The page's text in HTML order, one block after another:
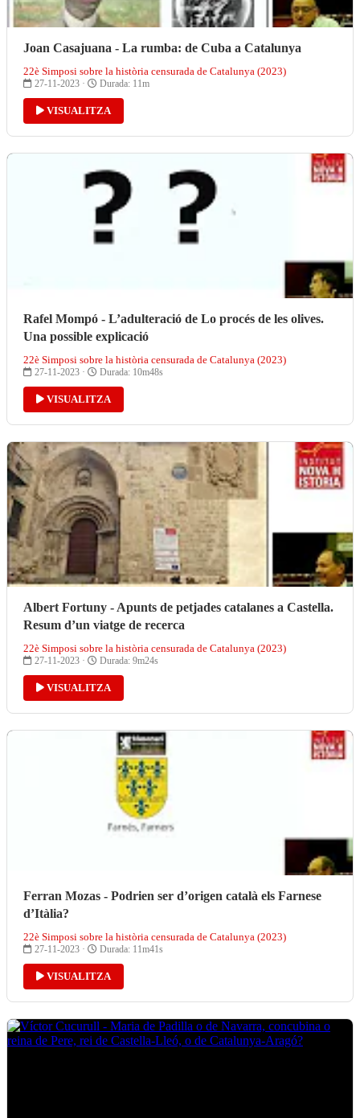
Joan Casajuana - La rumba: de Cuba a Catalunya
22è Simposi sobre la història censurada de Catalunya (2023)
27-11-2023 · Durada: 11m
VISUALITZA
Rafel Mompó - L’adulteració de Lo procés de les olives.
Una possible explicació
22è Simposi sobre la història censurada de Catalunya (2023)
27-11-2023 · Durada: 10m48s
VISUALITZA
Albert Fortuny - Apunts de petjades catalanes a Castella.
Resum d’un viatge de recerca
22è Simposi sobre la història censurada de Catalunya (2023)
27-11-2023 · Durada: 9m24s
VISUALITZA
Ferran Mozas - Podrien ser d’origen català els Farnese
d’Itàlia?
22è Simposi sobre la història censurada de Catalunya (2023)
27-11-2023 · Durada: 11m41s
VISUALITZA